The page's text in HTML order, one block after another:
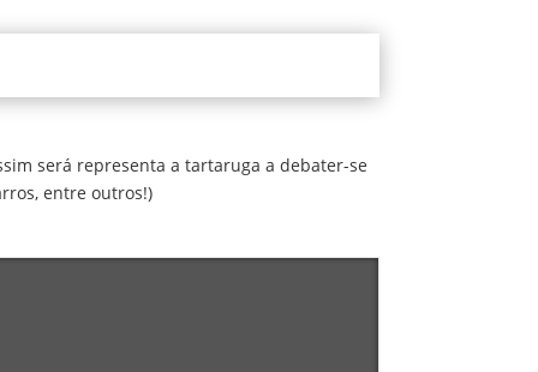
será representa a tartaruga a debater-se
entre outros!)